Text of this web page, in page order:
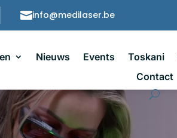
info@medilaser.be
Nieuws Events Toskani
Contact